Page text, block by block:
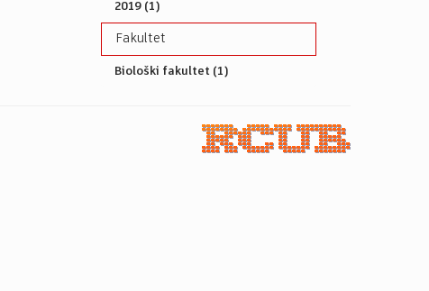
2019 (1)
Fakultet
Biološki fakultet (1)